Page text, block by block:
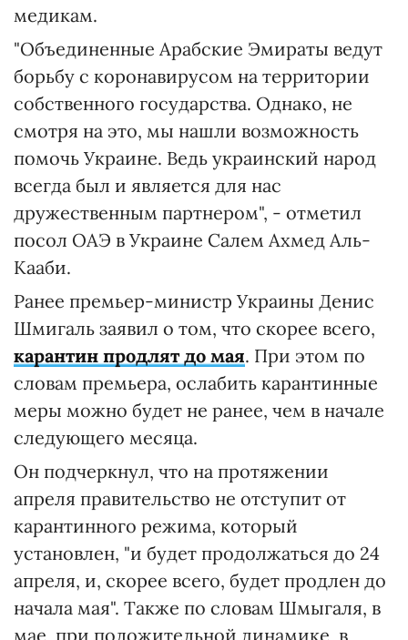
медикам.
"Объединенные Арабские Эмираты ведут
борьбу с коронавирусом на территории
собственного государства. Однако, не
смотря на это, мы нашли возможность
помочь Украине. Ведь украинский народ
всегда был и является для нас
дружественным партнером", - отметил
посол ОАЭ в Украине Салем Ахмед Аль-
Кааби.
Ранее премьер-министр Украины Денис
Шмигаль заявил о том, что скорее всего,
карантин продлят до мая. При этом по
словам премьера, ослабить карантинные
меры можно будет не ранее, чем в начале
следующего месяца.
Он подчеркнул, что на протяжении
апреля правительство не отступит от
карантинного режима, который
установлен, "и будет продолжаться до 24
апреля, и, скорее всего, будет продлен до
начала мая". Также по словам Шмыгаля, в
мае, при положительной динамике, в